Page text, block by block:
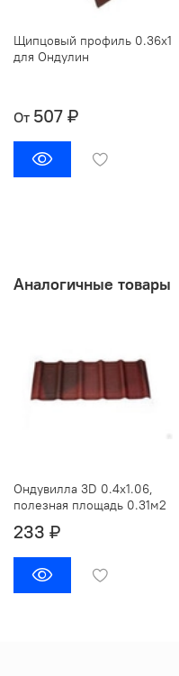
Щипцовый профиль 0.36х1
для Ондулин
От 507 ₽
Аналогичные товары
Ондувилла 3D 0.4х1.06,
полезная площадь 0.31м2
233 ₽